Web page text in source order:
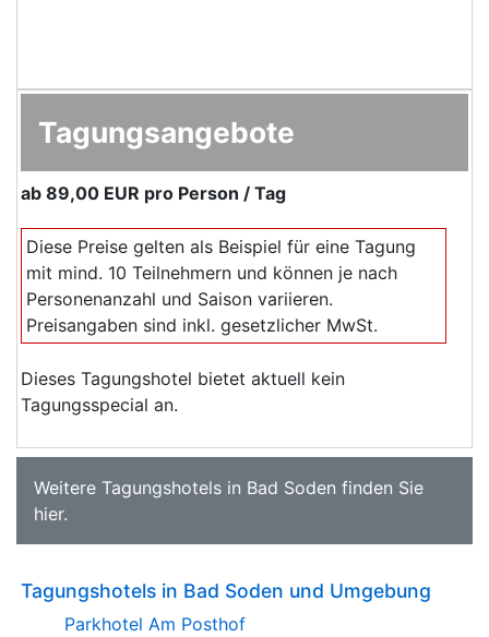
Tagungsangebote
ab 89,00 EUR pro Person / Tag
Diese Preise gelten als Beispiel für eine Tagung
mit mind. 10 Teilnehmern und können je nach
Personenanzahl und Saison variieren.
Preisangaben sind inkl. gesetzlicher MwSt.
Dieses Tagungshotel bietet aktuell kein
Tagungsspecial an.
Weitere Tagungshotels in Bad Soden finden Sie
hier.
Tagungshotels in Bad Soden und Umgebung
Parkhotel Am Posthof